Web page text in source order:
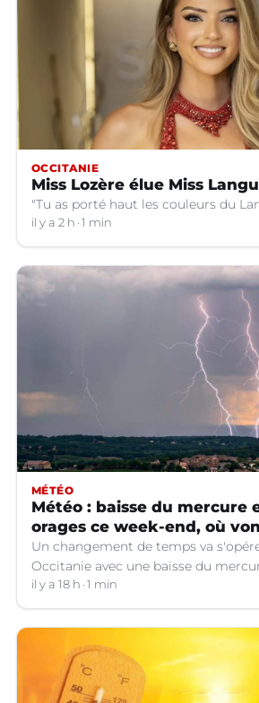
OCCITANIE
Miss Lozère élue Miss
"Tu as porté haut les couleurs du
il y a 2 h 1 min
MÉTÉO
Météo : baisse du mercure
orages ce week-end, où
Un changement de temps va
Occitanie avec une baisse du
d'orages dans certains départements.
il y a 18 h 1 min